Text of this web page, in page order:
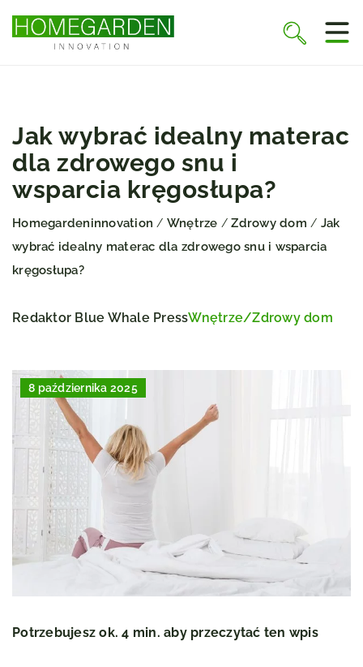
Jak wybrać idealny materac
dla zdrowego snu i
wsparcia kręgosłupa?
Homegardeninnovation / Wnętrze /Zdrowy dom / Jak
wybrać idealny materac dla zdrowego snu i wsparcia
kręgosłupa?
Redaktor Blue Whale PressWnętrze/Zdrowy dom
8 października 2025
Potrzebujesz ok. 4 min. aby przeczytać ten wpis